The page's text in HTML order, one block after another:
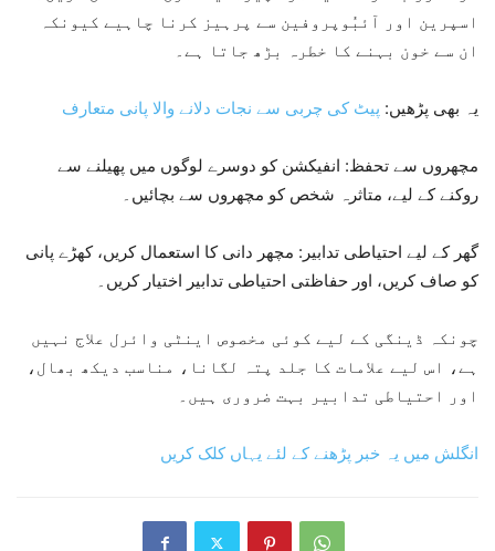
اسپرین اور آئبُوپروفین سے پرہیز کرنا چاہیے کیونکہ
ان سے خون بہنے کا خطرہ بڑھ جاتا ہے۔
یہ بھی پڑھیں: پیٹ کی چربی سے نجات دلانے والا پانی متعارف
مچھروں سے تحفظ: انفیکشن کو دوسرے لوگوں میں پھیلنے سے
روکنے کے لیے، متاثرہ شخص کو مچھروں سے بچائیں۔
گھر کے لیے احتیاطی تدابیر: مچھر دانی کا استعمال کریں، کھڑے پانی
کو صاف کریں، اور حفاظتی احتیاطی تدابیر اختیار کریں۔
چونکہ ڈینگی کے لیے کوئی مخصوص اینٹی وائرل علاج نہیں
ہے، اس لیے علامات کا جلد پتہ لگانا، مناسب دیکھ بھال،
اور احتیاطی تدابیر بہت ضروری ہیں۔
انگلش میں یہ خبر پڑھنے کے لئے یہاں کلک کریں